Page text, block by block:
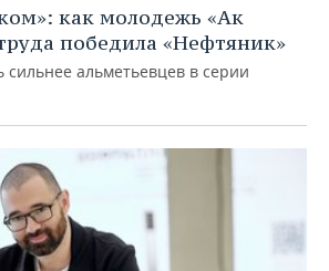
как молодежь «Ак
победила «Нефтяник»
сильнее альметьевцев в серии